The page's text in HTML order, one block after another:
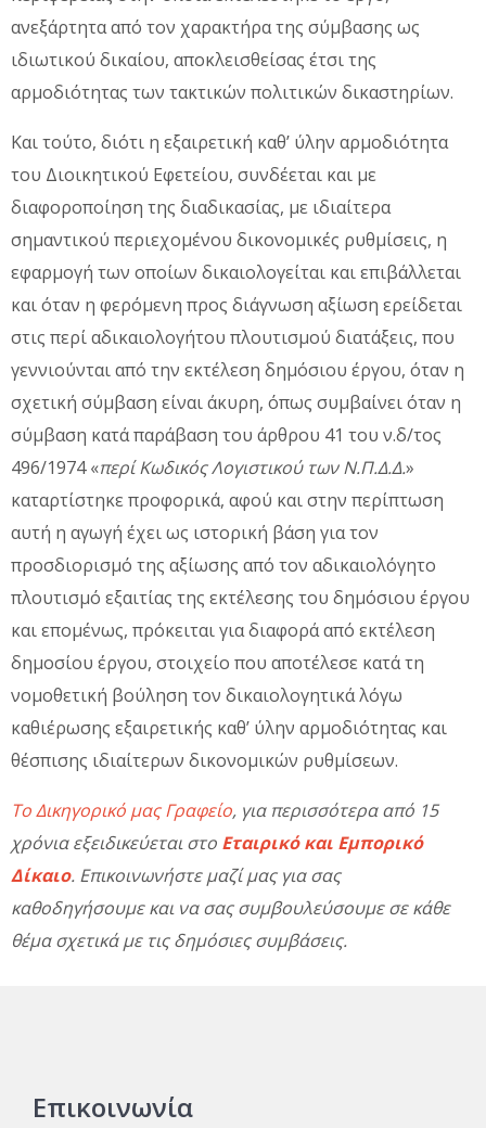
ανεξάρτητα από τον χαρακτήρα της σύμβασης ως
ιδιωτικού δικαίου, αποκλεισθείσας έτσι της
αρμοδιότητας των τακτικών πολιτικών δικαστηρίων.
Και τούτο, διότι η εξαιρετική καθ’ ύλην αρμοδιότητα
του Διοικητικού Εφετείου, συνδέεται και με
διαφοροποίηση της διαδικασίας, με ιδιαίτερα
σημαντικού περιεχομένου δικονομικές ρυθμίσεις, η
εφαρμογή των οποίων δικαιολογείται και επιβάλλεται
και όταν η φερόμενη προς διάγνωση αξίωση ερείδεται
στις περί αδικαιολογήτου πλουτισμού διατάξεις, που
γεννιούνται από την εκτέλεση δημόσιου έργου, όταν η
σχετική σύμβαση είναι άκυρη, όπως συμβαίνει όταν η
σύμβαση κατά παράβαση του άρθρου 41 του ν.δ/τος
496/1974 «περί Κωδικός Λογιστικού των Ν.Π.Δ.Δ.»
καταρτίστηκε προφορικά, αφού και στην περίπτωση
αυτή η αγωγή έχει ως ιστορική βάση για τον
προσδιορισμό της αξίωσης από τον αδικαιολόγητο
πλουτισμό εξαιτίας της εκτέλεσης του δημόσιου έργου
και επομένως, πρόκειται για διαφορά από εκτέλεση
δημοσίου έργου, στοιχείο που αποτέλεσε κατά τη
νομοθετική βούληση τον δικαιολογητικά λόγω
καθιέρωσης εξαιρετικής καθ’ ύλην αρμοδιότητας και
θέσπισης ιδιαίτερων δικονομικών ρυθμίσεων.
Το Δικηγορικό μας Γραφείο, για περισσότερα από 15
χρόνια εξειδικεύεται στο Εταιρικό και Εμπορικό
Δίκαιο. Επικοινωνήστε μαζί μας για σας
καθοδηγήσουμε και να σας συμβουλεύσουμε σε κάθε
θέμα σχετικά με τις δημόσιες συμβάσεις.
Επικοινωνία